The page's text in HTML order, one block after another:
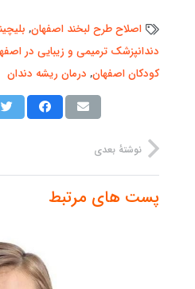
اصلاح طرح لبخند اصفهان,
دندانپزشک ترمیمی و زیبایی در
کودکان اصفهان, درمان ریشه دندان
نوشتهٔ بعدی
پست های مرتبط